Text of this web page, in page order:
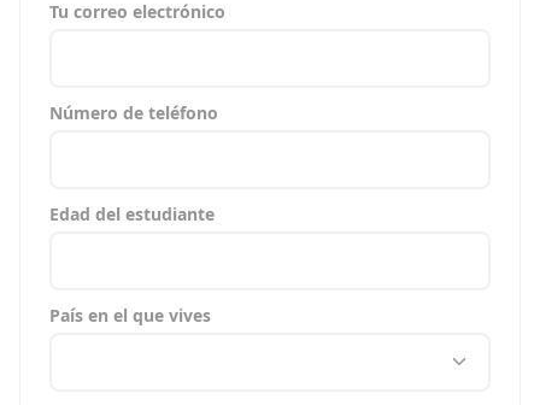
Tu correo electrónico
Número de teléfono
Edad del estudiante
País en el que vives